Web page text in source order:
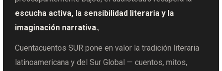
escucha activa, la sensibilidad literaria y la
imaginación narrativa.,
Cuentacuentos SUR pone en valor la tradición literaria
latinoamericana y del Sur Global — cuentos, mitos,